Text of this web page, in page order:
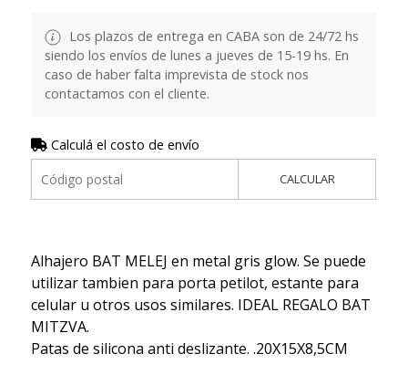
Los plazos de entrega en CABA son de 24/72 hs
siendo los envíos de lunes a jueves de 15-19 hs. En
caso de haber falta imprevista de stock nos
contactamos con el cliente.
Calculá el costo de envío
CALCULAR
Alhajero BAT MELEJ en metal gris glow. Se puede
utilizar tambien para porta petilot, estante para
celular u otros usos similares. IDEAL REGALO BAT
MITZVA.
Patas de silicona anti deslizante. .20X15X8,5CM